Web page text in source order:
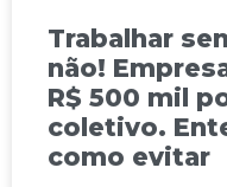
Trabalhar
não!
R$ 500 mil
coletivo.
como evitar